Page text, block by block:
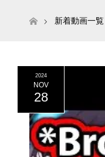
ホーム新着動画一覧
2024
NOV
28